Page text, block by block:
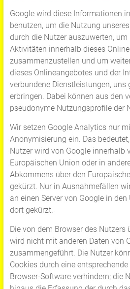
Google wird diese Informationen
benutzen, um die Nutzung
durch die Nutzer auszuwerten, um
Aktivitäten innerhalb dieses
zusammenzustellen und um
dieses Onlineangebotes und der
verbundene Dienstleistungen, uns
erbringen. Dabei können aus den
pseudonyme Nutzungsprofile der
Wir setzen Google Analytics nur
Anonymisierung ein. Das
Nutzer wird von Google innerhalb
Europäischen Union oder in
Abkommens über den
gekürzt. Nur in Ausnahmefällen
an einen Server von Google in den
dort gekürzt.
Die von dem Browser des Nutzers
wird nicht mit anderen Daten von
zusammengeführt. Die Nutzer
Cookies durch eine
Browser-Software verhindern; die